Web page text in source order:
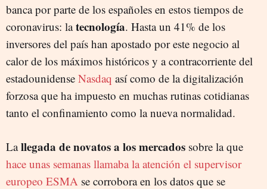
banca por parte de los españoles en estos tiempos de
coronavirus: latecnología. Hasta un 41% de los
inversores del país han apostado por este negocio al
calor de los máximos históricos y a contracorriente del
estadounidense Nasdaq así como de la digitalización
forzosa que ha impuesto en muchas rutinas cotidianas
tanto el confinamiento como la nueva normalidad.
Lallegada de novatos a los mercados sobre la que
hace unas semanas llamaba la atención el supervisor
europeo ESMA se corrobora en los datos que se